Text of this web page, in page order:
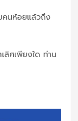
คนห้อยแล้วถึง
ลิศเพียงใด ท่าน